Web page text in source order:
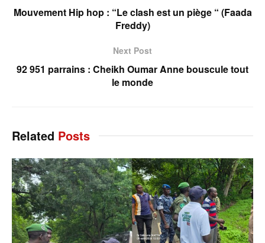
Mouvement Hip hop : “Le clash est un piège “ (Faada
Freddy)
Next Post
92 951 parrains : Cheikh Oumar Anne bouscule tout
le monde
Related Posts